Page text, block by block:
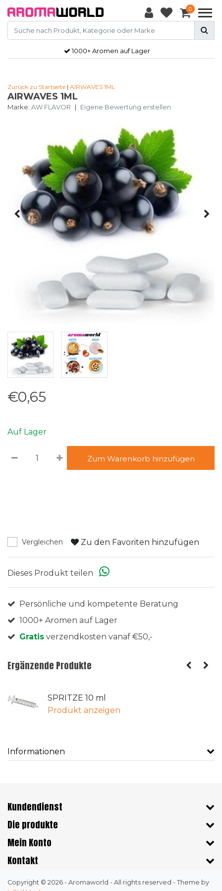
0
1000+ Aromen auf Lager
Zurück zu Startseite | AIRWAVES 1ML
AIRWAVES 1ML
Marke: AW FLAVOR | Eigene Bewertung erstellen
€0,65
Auf Lager
Zum Warenkorb hinzufügen
Vergleichen Zu den Favoriten hinzufügen
Dieses Produkt teilen
Persönliche und kompetente Beratung
1000+ Aromen auf Lager
Gratis verzendkosten vanaf €50,-
Ergänzende Produkte
SPRITZE 10 ml
Produkt anzeigen
Informationen
Kundendienst
Die produkte
Mein Konto
Kontakt
Copyright © 2026 - Aromaworld - All rights reserved - Theme by